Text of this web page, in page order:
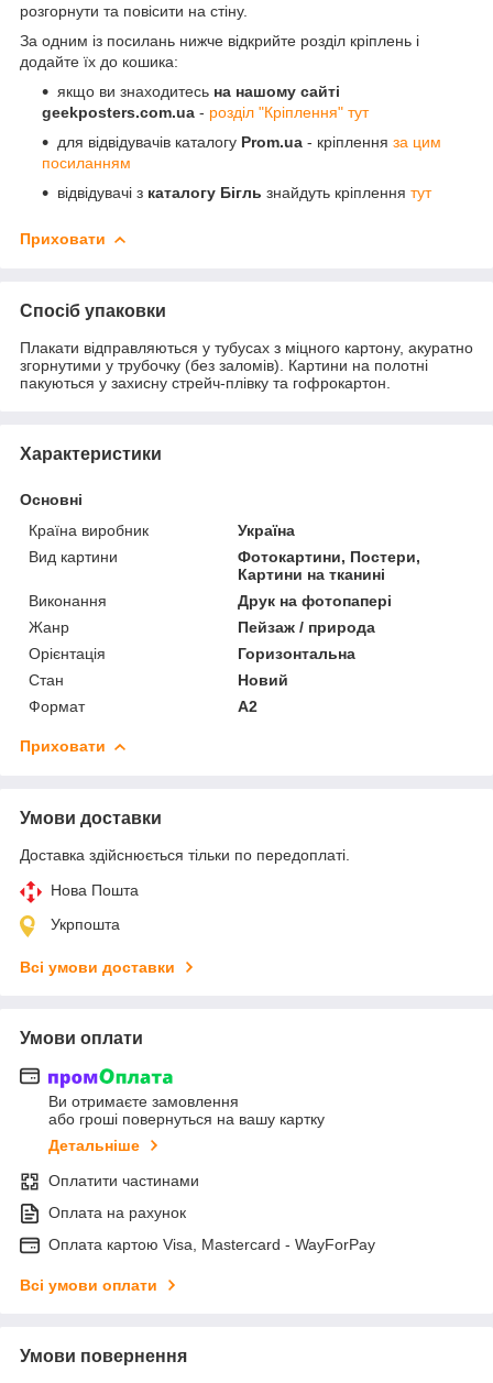
розгорнути та повісити на стіну.
За одним із посилань нижче відкрийте розділ кріплень і
додайте їх до кошика:
якщо ви знаходитесь на нашому сайті
geekposters.com.ua - розділ "Кріплення" тут
для відвідувачів каталогу Prom.ua - кріплення за цим
посиланням
відвідувачі з каталогу Бігль знайдуть кріплення тут
Приховати
Спосіб упаковки
Плакати відправляються у тубусах з міцного картону, акуратно
згорнутими у трубочку (без заломів). Картини на полотні
пакуються у захисну стрейч-плівку та гофрокартон.
Характеристики
Основні
Країна виробник
Україна
Вид картини
Фотокартини, Постери,
Картини на тканині
Виконання
Друк на фотопапері
Жанр
Пейзаж / природа
Орієнтація
Горизонтальна
Стан
Новий
Формат
A2
Приховати
Умови доставки
Доставка здійснюється тільки по передоплаті.
Нова Пошта
Укрпошта
Всі умови доставки
Умови оплати
Ви отримаєте замовлення
або гроші повернуться на вашу картку
Детальніше
Оплатити частинами
Оплата на рахунок
Оплата картою Visa, Mastercard - WayForPay
Всі умови оплати
Умови повернення